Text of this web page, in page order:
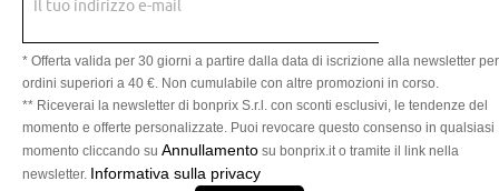
Il tuo indirizzo e-mail
* Offerta valida per 30 giorni a partire dalla data di iscrizione alla newsletter per
ordini superiori a 40 €. Non cumulabile con altre promozioni in corso.
** Riceverai la newsletter di bonprix S.r.l. con sconti esclusivi, le tendenze del
momento e offerte personalizzate. Puoi revocare questo consenso in qualsiasi
momento cliccando su Annullamento su bonprix.it o tramite il link nella
newsletter. Informativa sulla privacy